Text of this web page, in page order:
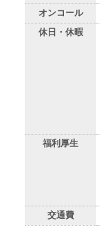
オンコール
休日・休暇
福利厚生
交通費